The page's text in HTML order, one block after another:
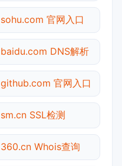
sohu.com 官网入口
baidu.com DNS解析
github.com 官网入口
sm.cn SSL检测
360.cn Whois查询